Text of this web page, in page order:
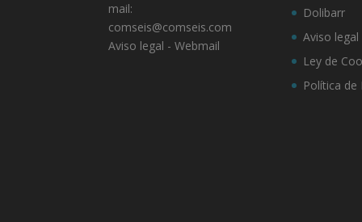
mail:
comseis@comseis.com
Aviso legal -Webmail
Dolibarr
Aviso legal
Ley de
Política de